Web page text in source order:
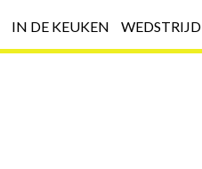
IN DE KEUKEN WEDSTRIJD